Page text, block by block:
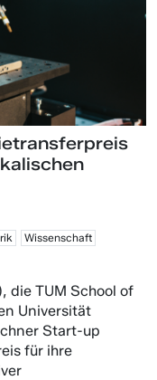
Wissenschaft
die TUM School of
Universität
Start-up
für ihre